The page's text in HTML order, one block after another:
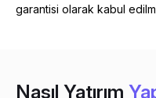
garantisi olarak kabul
Nasıl Yatırım